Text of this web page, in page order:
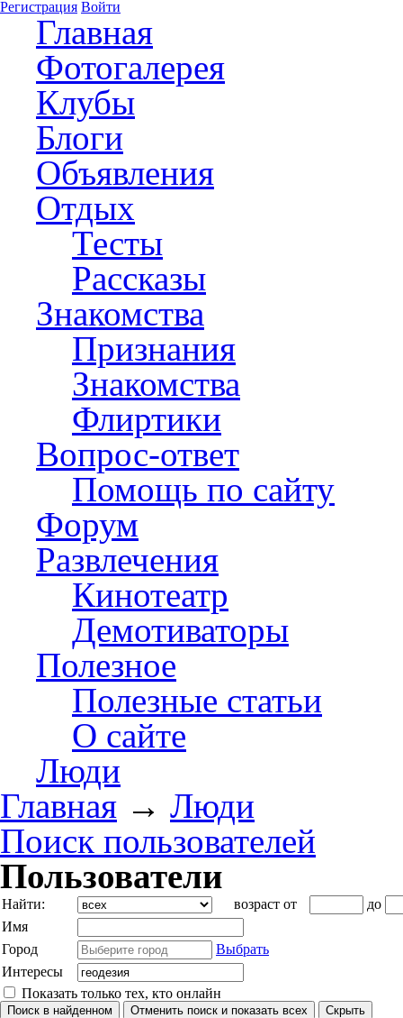
Регистрация Войти
Главная
Фотогалерея
Клубы
Блоги
Объявления
Отдых
Тесты
Рассказы
Знакомства
Признания
Знакомства
Флиртики
Вопрос-ответ
Помощь по сайту
Форум
Развлечения
Кинотеатр
Демотиваторы
Полезное
Полезные статьи
О сайте
Люди
Главная → Люди
Поиск пользователей
Пользователи
Найти: возраст от
до
Имя
Город
Выбрать
Интересы
Показать только тех, кто онлайн